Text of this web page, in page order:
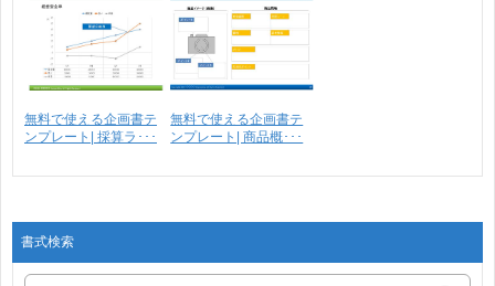
無料で使える企画書テ
ンプレート| 採算ラ･･･
無料で使える企画書テ
ンプレート| 商品概･･･
書式検索